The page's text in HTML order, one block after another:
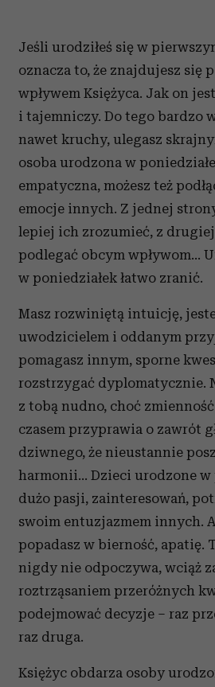
Jeśli urodziłeś się w
oznacza to, że znajdujesz się
wpływem Księżyca. Jak on
i tajemniczy. Do tego bardzo
nawet kruchy, ulegasz
osoba urodzona w
empatyczna, możesz też
emocje innych. Z jednej
lepiej ich zrozumieć, z drugiej
podlegać obcym wpływom...
w poniedziałek łatwo zranić.
Masz rozwiniętą intuicję,
uwodzicielem i oddanym
pomagasz innym, sporne
rozstrzygać dyplomatycznie.
z tobą nudno, choć
czasem przyprawia o zawrót
dziwnego, że nieustannie
harmonii... Dzieci urodzone w
dużo pasji, zainteresowań,
swoim entuzjazmem innych.
popadasz w bierność, apatię.
nigdy nie odpoczywa, wciąż
roztrząsaniem przeróżnych
podejmować decyzje – raz
raz druga.
Księżyc obdarza osoby